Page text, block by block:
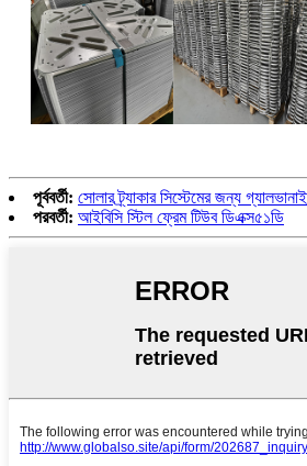
পূর্ববর্তী: সোলার ট্র্যাকার সিস্টেমের জন্য
পরবর্তী: আইবিসি স্টিল ফ্রেম টিউব ডিএক্স৫১ডি